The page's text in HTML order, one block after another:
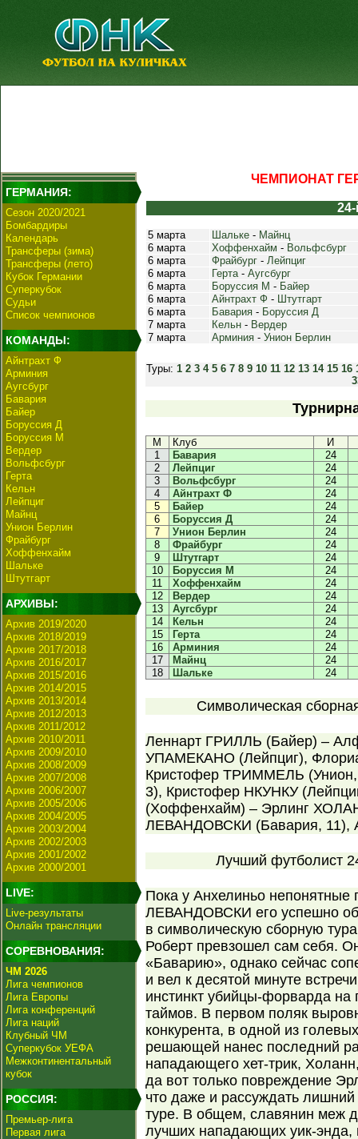
ГЕРМАНИЯ:
Сезон 2020/2021
Бомбардиры
Календарь
Трансферы (зима)
Трансферы (лето)
Кубок Германии
Суперкубок
Судьи
Список чемпионов
КОМАНДЫ:
Айнтрахт Ф
Арминия
Аугсбург
Бавария
Байер
Боруссия Д
Боруссия М
Вердер
Вольфсбург
Герта
Кельн
Лейпциг
Майнц
Унион Берлин
Фрайбург
Хоффенхайм
Шальке
Штутгарт
АРХИВЫ:
Архив 2019/2020
Архив 2018/2019
Архив 2017/2018
Архив 2016/2017
Архив 2015/2016
Архив 2014/2015
Архив 2013/2014
Архив 2012/2013
Архив 2011/2012
Архив 2010/2011
Архив 2009/2010
Архив 2008/2009
Архив 2007/2008
Архив 2006/2007
Архив 2005/2006
Архив 2004/2005
Архив 2003/2004
Архив 2002/2003
Архив 2001/2002
Архив 2000/2001
LIVE:
Live-результаты
Онлайн трансляции
СОРЕВНОВАНИЯ:
ЧМ 2026
Лига чемпионов
Лига Европы
Лига конференций
Лига наций
Клубный ЧМ
Суперкубок УЕФА
Межконтинентальный
кубок
РОССИЯ:
Премьер-лига
Первая лига
ЧЕМПИОНАТ
5 марта Шальке - Майнц
6 марта
Хоффенхайм - Вольфсбург
6 марта
Фрайбург - Лейпциг
6 марта
Герта- Аугсбург
6 марта
Боруссия М - Байер
6 марта
Айнтрахт Ф - Штутгарт
6 марта
Бавария - Боруссия Д
7 марта
Кельн - Вердер
7 марта
Арминия - Унион Берлин
Туры: 1 2 3 4 5 6 7 8 9 10 11 12 13 14 15 16
М Клуб
И
1
Бавария
24
2
Лейпциг
24
3
Вольфсбург
24
4
Айнтрахт Ф
24
5
Байер
24
6
Боруссия Д
24
7
Унион Берлин
24
8
Фрайбург
24
9
Штутгарт
24
10
Боруссия М
24
11
Хоффенхайм
24
12
Вердер
24
13
Аугсбург
24
14
Кельн
24
15
Герта
24
16
Арминия
24
17
Майнц
24
18
Шальке 24
Символическая
Леннарт ГРИЛЛЬ (Байер) –
УПАМЕКАНО (Лейпциг),
Кристофер ТРИММЕЛЬ
3), Кристофер НКУНКУ
(Хоффенхайм) – Эрлинг
ЛЕВАНДОВСКИ (Бавария, 11),
Лучший футболист
Пока у Анхелиньо
ЛЕВАНДОВСКИ его успешно
в символическую сборную
Роберт превзошел сам себя.
«Баварию», однако сейчас
и вел к десятой минуте
инстинкт убийцы-форварда на
таймов. В первом поляк
конкурента, в одной из
решающей нанес последний
нападающего хет-трик,
да вот только повреждение
что даже и рассуждать
туре. В общем, славянин меж
лучших нападающих уик-энда,